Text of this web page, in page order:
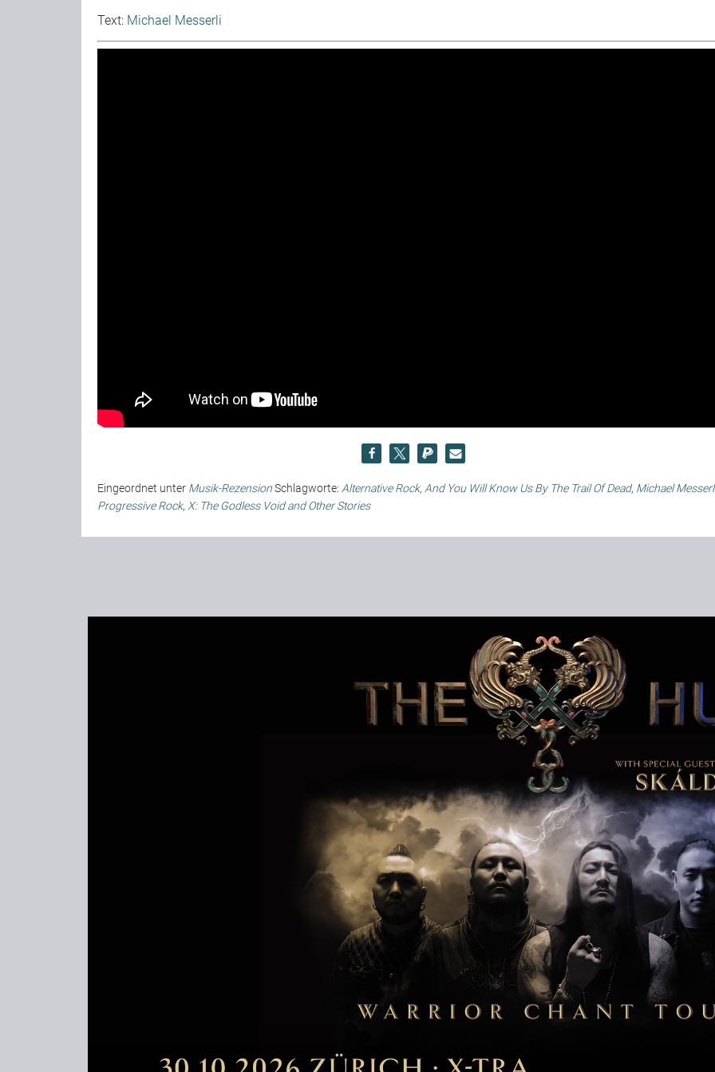
Text: Michael Messerli
Eingeordnet unter Musik-RezensionSchlagworte: Alternative Rock, And You Will Know Us By The Trail Of Dead, Michael
Progressive Rock, X: The Godless Void and Other Stories